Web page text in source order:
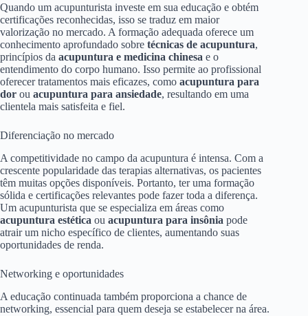
Quando um acupunturista investe em sua educação e obtém
certificações reconhecidas, isso se traduz em maior
valorização no mercado. A formação adequada oferece um
conhecimento aprofundado sobre técnicas de acupuntura,
princípios da acupuntura e medicina chinesa e o
entendimento do corpo humano. Isso permite ao profissional
oferecer tratamentos mais eficazes, como acupuntura para
dor ou acupuntura para ansiedade, resultando em uma
clientela mais satisfeita e fiel.
Diferenciação no mercado
A competitividade no campo da acupuntura é intensa. Com a
crescente popularidade das terapias alternativas, os pacientes
têm muitas opções disponíveis. Portanto, ter uma formação
sólida e certificações relevantes pode fazer toda a diferença.
Um acupunturista que se especializa em áreas como
acupuntura estética ou acupuntura para insônia pode
atrair um nicho específico de clientes, aumentando suas
oportunidades de renda.
Networking e oportunidades
A educação continuada também proporciona a chance de
networking, essencial para quem deseja se estabelecer na área.